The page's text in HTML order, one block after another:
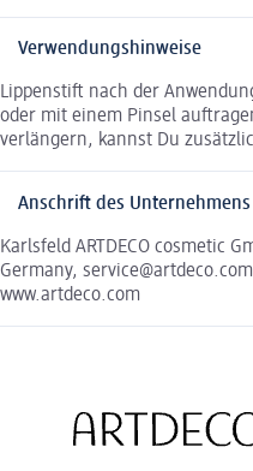
Verwendungshinweise
Lippenstift nach der
oder mit einem Pinsel
verlängern, kannst Du
Anschrift des Unternehmens
Karlsfeld ARTDECO cosmetic
Germany,
www.artdeco.com